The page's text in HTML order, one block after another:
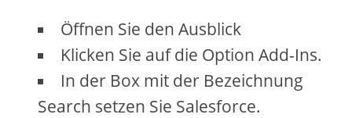
Öffnen Sie den Ausblick
Klicken Sie auf die Option Add-Ins.
In der Box mit der Bezeichnung
Search setzen Sie Salesforce.